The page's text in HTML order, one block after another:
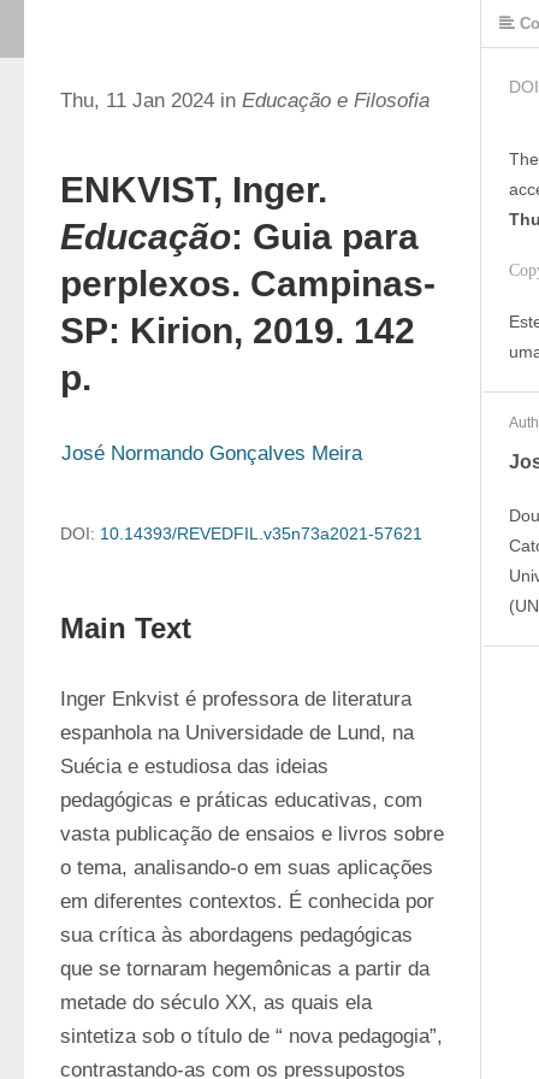
Thu, 11 Jan 2024 in Educação e Filosofia
ENKVIST, Inger.
Educação: Guia para
perplexos. Campinas-
SP: Kirion, 2019. 142
p.
José Normando Gonçalves Meira
DOI: 10.14393/REVEDFIL.v35n73a2021-57621
Main Text
Inger Enkvist é professora de literatura
espanhola na Universidade de Lund, na
Suécia e estudiosa das ideias
pedagógicas e práticas educativas, com
vasta publicação de ensaios e livros sobre
o tema, analisando-o em suas aplicações
em diferentes contextos. É conhecida por
sua crítica às abordagens pedagógicas
que se tornaram hegemônicas a partir da
metade do século XX, as quais ela
sintetiza sob o título de “ nova pedagogia”,
contrastando-as com os pressupostos
DOI